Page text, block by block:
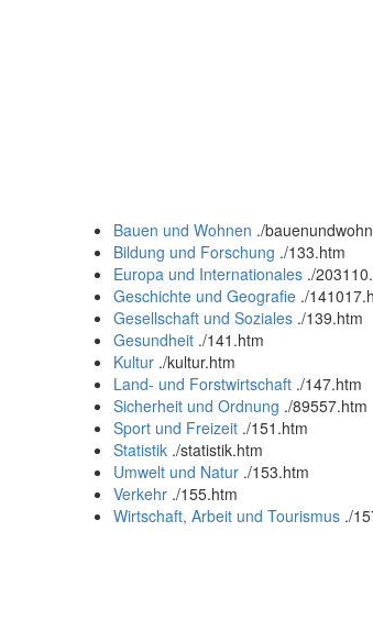
Bauen und Wohnen ./
Bildung und Forschung ./133.htm
Europa und Internationales ./
Geschichte und Geografie ./
Gesellschaft und Soziales ./139.htm
Gesundheit ./141.htm
Kultur ./kultur.htm
Land- und Forstwirtschaft ./147.htm
Sicherheit und Ordnung ./89557.htm
Sport und Freizeit ./151.htm
Statistik ./statistik.htm
Umwelt und Natur ./153.htm
Verkehr ./155.htm
Wirtschaft, Arbeit und Tourismus ./